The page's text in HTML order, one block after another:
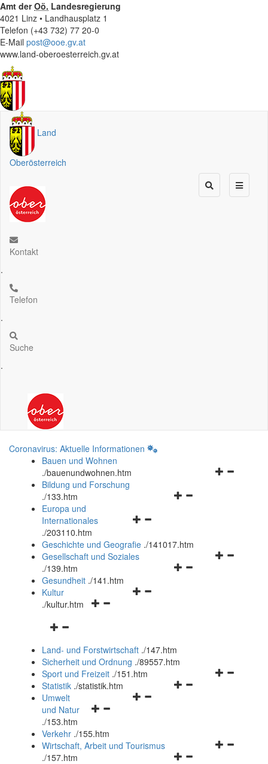
Amt derOö. Landesregierung
4021 Linz • Landhausplatz 1
Telefon (+43 732) 77 20-0
E-Mail post@ooe.gv.at
www.land-oberoesterreich.gv.at
Land
Oberösterreich
Kontakt
.
Telefon
.
Suche
.
Coronavirus: Aktuelle Informationen
Bauen und Wohnen
./bauenundwohnen.htm
Navigationsmenü
Bildung und Forschung
./133.htm
Navigationsmenü
und
schließen
Europa und
Internationales
./203110.htm
Geschichte und Geografie ./141017.htm
Navigationsmenü
Gesellschaft und Soziales
./139.htm
Navigationsmenü
Gesundheit ./141.htm
Navigationsmenü
Kultur
./kultur.htm
Navigationsmenü
und
schließen
Land- und Forstwirtschaft ./147.htm
Sicherheit und Ordnung ./89557.htm
Navigationsmenü
Sport und Freizeit ./151.htm
Navigationsmenü
Statistik ./statistik.htm
Navigationsmenü
und
schließen
Umwelt
und Natur
./153.htm
Verkehr ./155.htm
Navigationsmenü
Wirtschaft, Arbeit und Tourismus
./157.htm